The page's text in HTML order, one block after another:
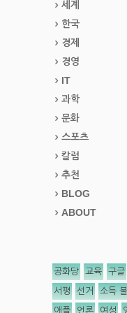
세계
한국
경제
경영
IT
과학
문화
스포츠
칼럼
추천
BLOG
ABOUT
공화당 교육 구글
서평 선거 소득
애플 언론 여성